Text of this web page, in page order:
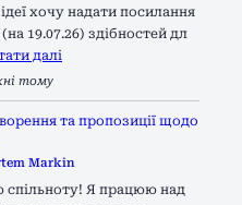
ідеї хочу надати посилання
(на 19.07.26) здібностей дл
далі
тому
та пропозиції щодо
Markin
спільноту! Я працюю над